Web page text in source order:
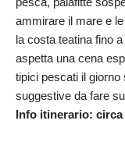
ammirare il mare e
la costa teatina fino
aspetta una cena
tipici pescati il
suggestive da fare
Info itinerario: circa